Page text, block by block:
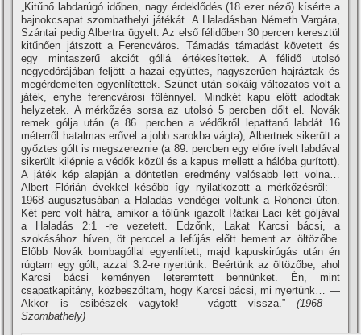
„Kitűnő labdarúgó időben, nagy érdeklődés (18 ezer néző) kí­sérte a
bajnokcsapat szombathelyi játékát. A Haladásban Németh Vargára,
Szántai pedig Albertra ügyelt. Az első félidőben 30 percen keresztül
kitűnően játszott a Ferencváros. Támadás támadást követett és
egy mintaszerű akciót góllá értékesí­tettek. A félidő utolsó
negyedórájában feljött a hazai együttes, nagyszerűen hajráztak és
megérdemelten egyenlí­tettek. Szünet után sokáig változatos volt a
játék, enyhe ferencvárosi fölénnyel. Mindkét kapu előtt adódtak
helyzetek. A mérkőzés sorsa az utolsó 5 percben dőlt el. Novák
remek gólja után (a 86. percben a védőkről lepattanó labdát 16
méterről hatalmas erővel a jobb sarokba vágta), Albertnek sikerült a
győztes gólt is megszereznie (a 89. percben egy előre í­velt labdával
sikerült kilépnie a védők közül és a kapus mellett a hálóba gurí­tott).
A játék kép alapján a döntetlen eredmény valósabb lett volna…
Albert Flórián évekkel később í­gy nyilatkozott a mérkőzésről: –
1968 augusztusában a Haladás vendégei voltunk a Rohonci úton.
Két perc volt hátra, amikor a tőlünk igazolt Rátkai Laci két góljával
a Haladás 2:1 -re vezetett. Edzőnk, Lakat Karcsi bácsi, a
szokásához hí­ven, öt perccel a lefújás előtt bement az öltözőbe.
Előbb Novák bombagóllal egyenlí­tett, majd kapuskirúgás után én
rúgtam egy gólt, azzal 3:2-re nyertünk. Beértünk az öltözőbe, ahol
Karcsi bácsi keményen leteremtett bennünket. Én, mint
csapatkapitány, közbeszóltam, hogy Karcsi bácsi, mi nyertünk… —
Akkor is csibészek vagytok! – vágott vissza.”(1968 –
Szombathely)